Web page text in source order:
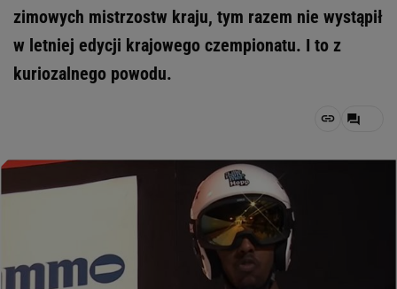
zimowych mistrzostw kraju, tym razem nie wystąpił
w letniej edycji krajowego czempionatu. I to z
kuriozalnego powodu.